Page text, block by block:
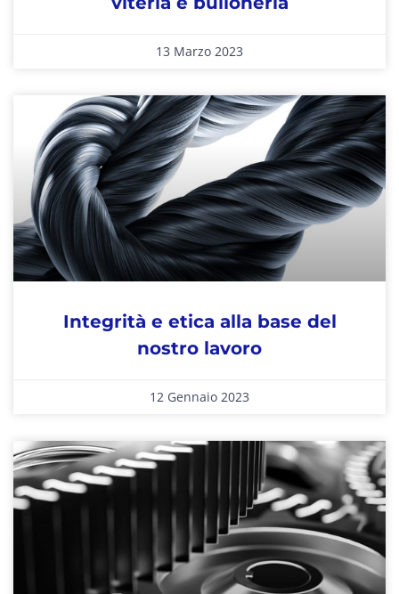
13 Marzo 2023
Integrità e etica alla base del
nostro lavoro
12 Gennaio 2023